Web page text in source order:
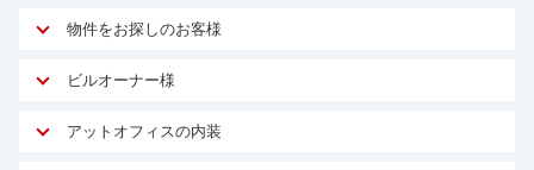
物件をお探しのお客様
アットオフィスが選ばれる理由
ご契約者様インタビュー
ビルオーナー様
オーナー様向けサービス
アットオフィスの内装